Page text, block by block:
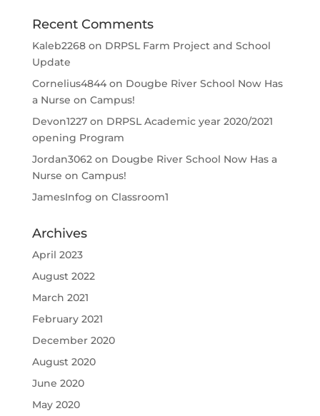
Recent Comments
Kaleb2268on DRPSL Farm Project and School
Update
Cornelius4844on Dougbe River School Now Has
a Nurse on Campus!
Devon1227on DRPSL Academic year 2020/2021
opening Program
Jordan3062on Dougbe River School Now Has a
Nurse on Campus!
JamesInfog on Classroom1
Archives
April 2023
August 2022
March 2021
February 2021
December 2020
August 2020
June 2020
May 2020